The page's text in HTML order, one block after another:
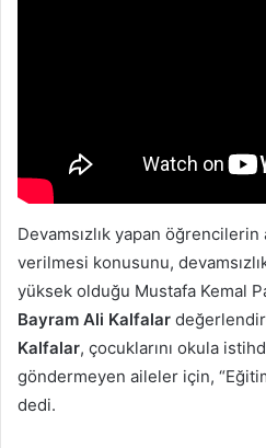
Devamsızlık yapan
verilmesi konusunu,
yüksek olduğu Mustafa Kemal
Bayram Ali Kalfalar
Kalfalar, çocuklarını okula
göndermeyen aileler için,
dedi.